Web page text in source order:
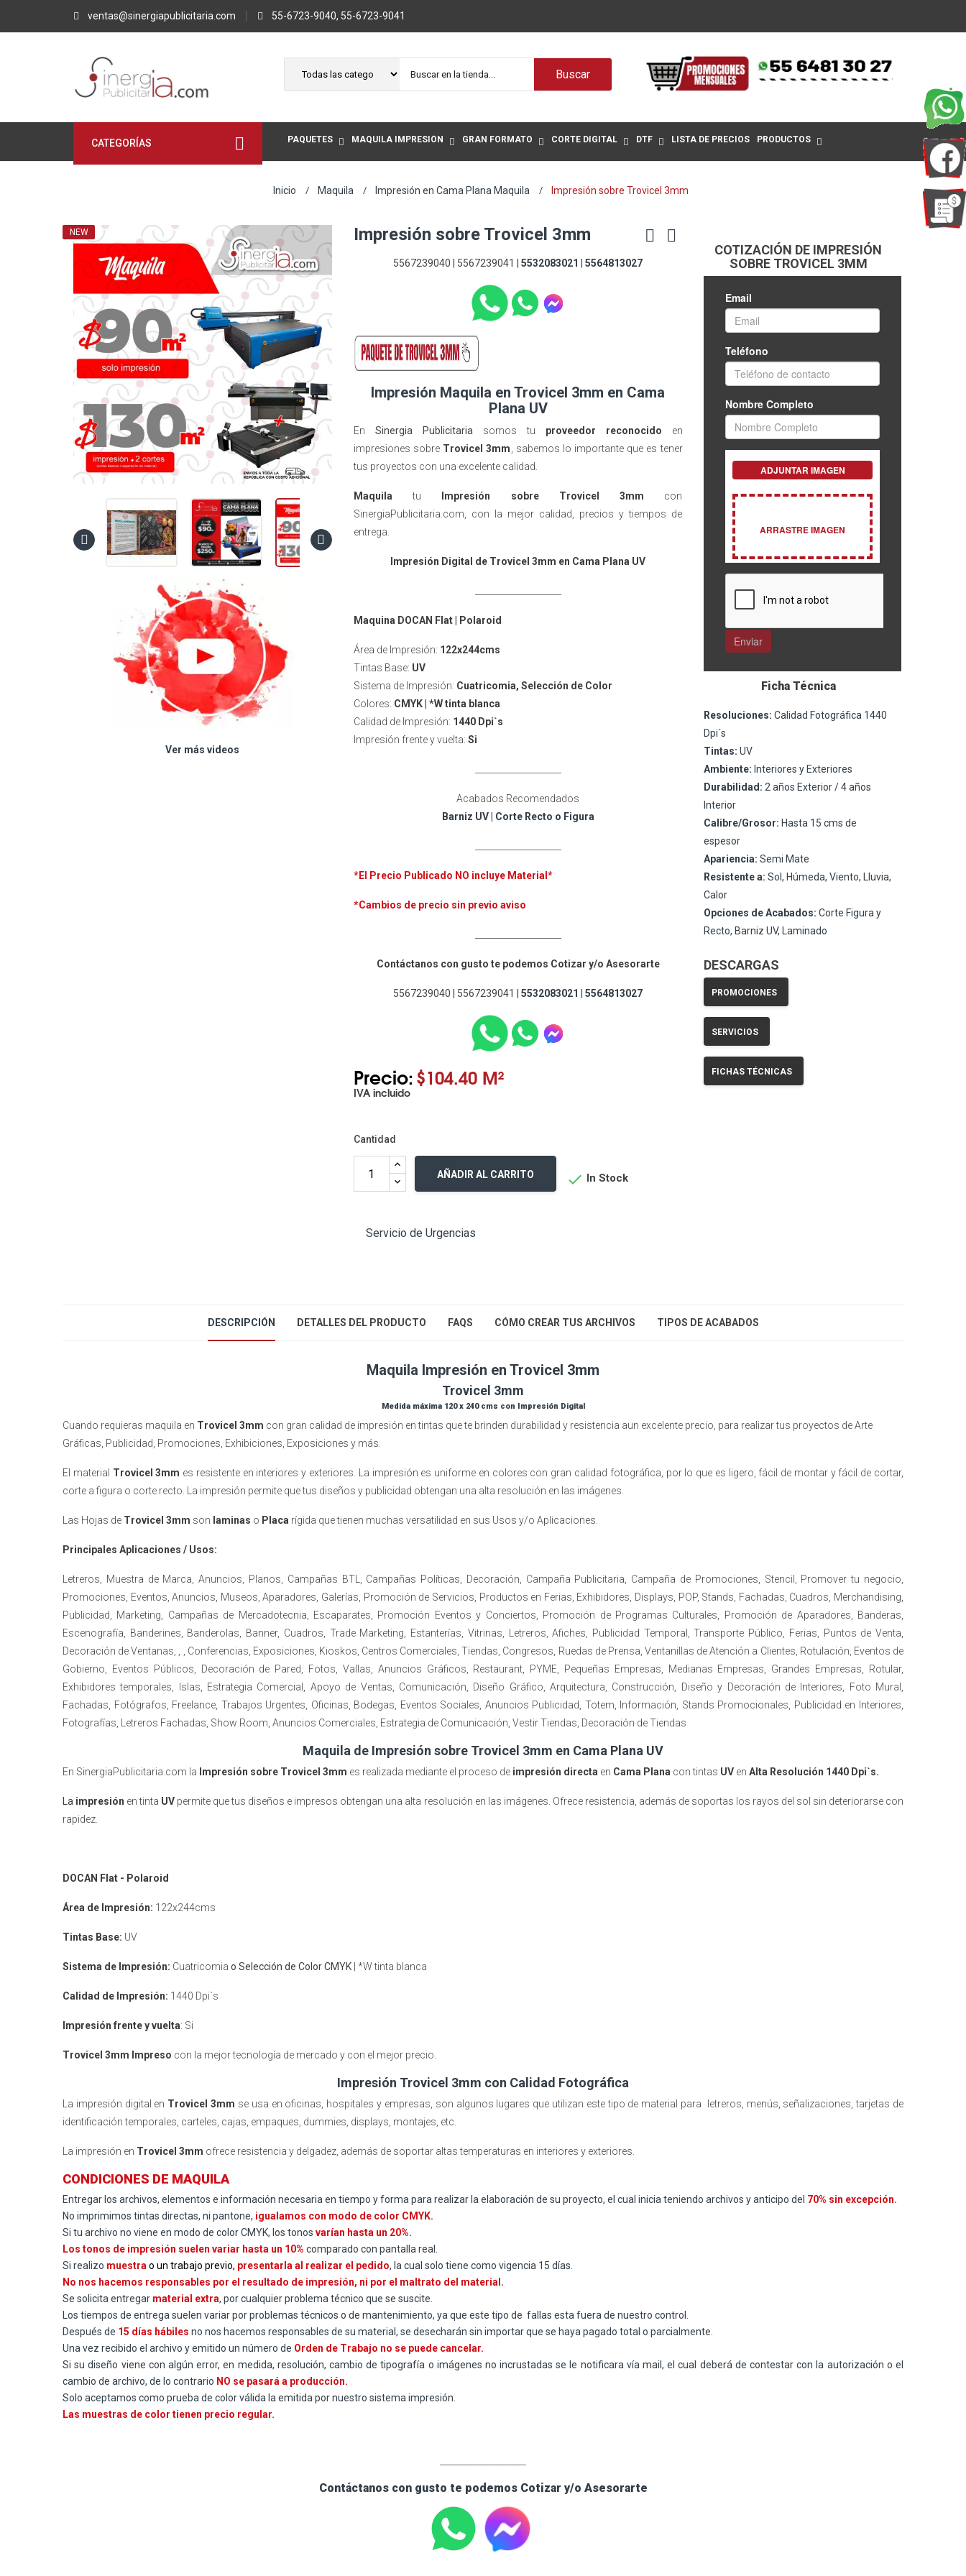
ventas@sinergiapublicitaria.com 55-6723-9040, 55-6723-9041
Buscar
CATEGORÍAS PAQUETES MAQUILA IMPRESIÓN GRAN FORMATO CORTE DIGITAL DTF LISTA DE PRECIOS PRODUCTOS
Inicio Maquila Impresión en Cama Plana Maquila Impresión sobre Trovicel 3mm
NEW
Ver más videos
Impresión sobre Trovicel 3mm
5567239040 | 5567239041 |5532083021 |5564813027
Impresión Maquila en Trovicel 3mm en Cama
Plana UV
En Sinergia Publicitaria somos tu proveedor reconocido en
impresiones sobre Trovicel 3mm , sabemos lo importante que es tener
tus proyectos con una excelente calidad.
Maquila tu Impresión sobre Trovicel 3mm con
SinergiaPublicitaria.com, con la mejor calidad, precios y tiempos de
entrega.
Impresión Digital de Trovicel 3mm en Cama Plana UV
Maquina DOCAN Flat | Polaroid
Área de Impresión: 122x244cms
Tintas Base: UV
Sistema de Impresión: Cuatricomia, Selección de Color
Colores: CMYK | *W tinta blanca
Calidad de Impresión: 1440 Dpi`s
Impresión frente y vuelta: Si
Acabados Recomendados
Barniz UV| Corte Recto o Figura
*El Precio Publicado NO incluyeMaterial*
*Cambios de precio sin previo aviso
Contáctanos con gusto te podemos Cotizar y/o Asesorarte
5567239040 | 5567239041 |5532083021 |5564813027
Precio:$104.40 M²
IVA incluido
Cantidad
AÑADIR AL CARRITO  In Stock
Servicio de Urgencias
COTIZACIÓN DE IMPRESIÓN
SOBRE TROVICEL 3MM
Ficha Técnica
Resoluciones:Calidad Fotográfica 1440
Dpi´s
Tintas:UV
Ambiente: Interiores y Exteriores
Durabilidad: 2 años Exterior / 4 años
Interior
Calibre/Grosor: Hasta 15 cms de
espesor
Apariencia:Semi Mate
Resistente a:Sol, Húmeda, Viento, Lluvia,
Calor
Opciones de Acabados:Corte Figura y
Recto, Barniz UV, Laminado
DESCARGAS
PROMOCIONES
SERVICIOS
FICHAS TÉCNICAS
DESCRIPCIÓN DETALLES DEL PRODUCTO FAQS CÓMO CREAR TUS ARCHIVOS TIPOS DE ACABADOS
Maquila Impresión en Trovicel 3mm
Trovicel 3mm
Medida máxima 120 x 240 cms con Impresión Digital
Cuando requieras maquila en Trovicel 3mm con gran calidad de impresión en tintas que te brinden durabilidad y resistencia aun excelente precio, para realizar tus proyectos de Arte
Gráficas, Publicidad, Promociones, Exhibiciones, Exposiciones y más.
El material Trovicel 3mm es resistente en interiores y exteriores. La impresión es uniforme en colores con gran calidad fotográfica, por lo que es ligero, fácil de montar y fácil de cortar,
corte a figura o corte recto. La impresión permite que tus diseños y publicidad obtengan una alta resolución en las imágenes.
Las Hojas de Trovicel 3mm son laminas o Placa rígida que tienen muchas versatilidad en sus Usos y/o Aplicaciones.
Principales Aplicaciones / Usos:
Letreros, Muestra de Marca, Anuncios, Planos, Campañas BTL, Campañas Políticas, Decoración, Campaña Publicitaria, Campaña de Promociones, Stencil, Promover tu negocio,
Promociones, Eventos, Anuncios, Museos, Aparadores, Galerías, Promoción de Servicios, Productos en Ferias, Exhibidores, Displays, POP, Stands, Fachadas, Cuadros, Merchandising,
Publicidad, Marketing, Campañas de Mercadotecnia, Escaparates, Promoción Eventos y Conciertos, Promoción de Programas Culturales, Promoción de Aparadores, Banderas,
Escenografía, Banderines, Banderolas, Banner, Cuadros, Trade Marketing, Estanterías, Vitrinas, Letreros, Afiches, Publicidad Temporal, Transporte Público, Ferias, Puntos de Venta,
Decoración de Ventanas, , , Conferencias, Exposiciones, Kioskos, Centros Comerciales, Tiendas, Congresos, Ruedas de Prensa, Ventanillas de Atención a Clientes, Rotulación, Eventos de
Gobierno, Eventos Públicos, Decoración de Pared, Fotos, Vallas, Anuncios Gráficos, Restaurant, PYME, Pequeñas Empresas, Medianas Empresas, Grandes Empresas, Rotular,
Exhibidores temporales, Islas, Estrategia Comercial, Apoyo de Ventas, Comunicación, Diseño Gráfico, Arquitectura, Construcción, Diseño y Decoración de Interiores, Foto Mural,
Fachadas, Fotógrafos, Freelance, Trabajos Urgentes, Oficinas, Bodegas, Eventos Sociales, Anuncios Publicidad, Totem, Información, Stands Promocionales, Publicidad en Interiores,
Fotografías, Letreros Fachadas, Show Room, Anuncios Comerciales, Estrategia de Comunicación, Vestir Tiendas, Decoración de Tiendas
Maquila de Impresión sobre Trovicel 3mm en Cama Plana UV
En SinergiaPublicitaria.com la Impresión sobre Trovicel 3mm es realizada mediante el proceso de impresión directa en Cama Plana con tintas UV en Alta Resolución 1440 Dpi`s.
La impresión en tinta UV permite que tus diseños e impresos obtengan una alta resolución en las imágenes. Ofrece resistencia, además de soportas los rayos del sol sin deteriorarse con
rapidez.
DOCAN Flat - Polaroid
Área de Impresión: 122x244cms
Tintas Base: UV
Sistema de Impresión: Cuatricomia o Selección de Color CMYK | *W tinta blanca
Calidad de Impresión: 1440 Dpi`s
Impresión frente y vuelta: Si
Trovicel 3mm Impreso con la mejor tecnología de mercado y con el mejor precio.
Impresión Trovicel 3mm con Calidad Fotográfica
La impresión digital en Trovicel 3mm se usa en oficinas, hospitales y empresas, son algunos lugares que utilizan este tipo de material para letreros, menús, señalizaciones, tarjetas de
identificación temporales, carteles, cajas, empaques, dummies, displays, montajes, etc.
La impresión en Trovicel 3mm ofrece resistencia y delgadez, además de soportar altas temperaturas en interiores y exteriores.
CONDICIONES DE MAQUILA
Entregar los archivos, elementos e información necesaria en tiempo y forma para realizar la elaboración de su proyecto, el cual inicia teniendo archivos y anticipo del 70% sin excepción.
No imprimimos tintas directas, ni pantone, igualamos con modo de color CMYK.
Si tu archivo no viene en modo de color CMYK, los tonos varían hasta un 20%.
Los tonos de impresión suelen variar hasta un 10% comparado con pantalla real.
Si realizo muestra o un trabajo previo, presentarla al realizar el pedido, la cual solo tiene como vigencia 15 días.
No nos hacemos responsables por el resultado de impresión, ni por el maltrato del material.
Se solicita entregar material extra, por cualquier problema técnico que se suscite.
Los tiempos de entrega suelen variar por problemas técnicos o de mantenimiento, ya que este tipo de fallas esta fuera de nuestro control.
Después de 15 días hábiles no nos hacemos responsables de su material, se desecharán sin importar que se haya pagado total o parcialmente.
Una vez recibido el archivo y emitido un número de Orden de Trabajo no se puede cancelar.
Si su diseño viene con algún error, en medida, resolución, cambio de tipografía o imágenes no incrustadas se le notificara vía mail, el cual deberá de contestar con la autorización o el
cambio de archivo, de lo contrario NO se pasará a producción.
Solo aceptamos como prueba de color válida la emitida por nuestro sistema impresión.
Las muestras de color tienen precio regular.
Contáctanos con gusto te podemos Cotizar y/o Asesorarte